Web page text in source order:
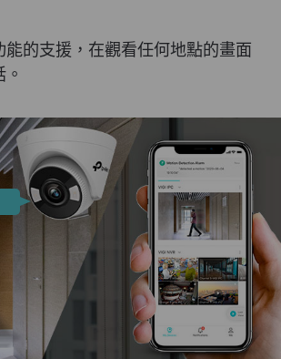
能的支援，在觀看任何地點的畫面